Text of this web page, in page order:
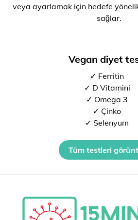
veya ayarlamak için hedefe
sağlar.
Vegan diyet
✓ Ferritin
✓ D Vitamini
✓ Omega 3
✓ Çinko
✓ Selenyum
Tüm testleri